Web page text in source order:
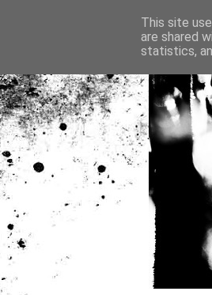
This site
are shared
statistics,